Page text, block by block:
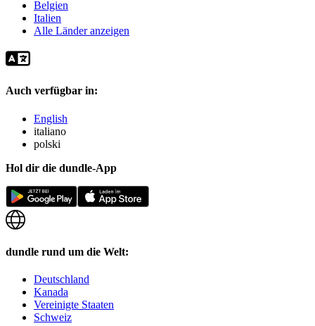
Belgien
Italien
Alle Länder anzeigen
Auch verfügbar in:
English
italiano
polski
Hol dir die dundle-App
dundle rund um die Welt:
Deutschland
Kanada
Vereinigte Staaten
Schweiz